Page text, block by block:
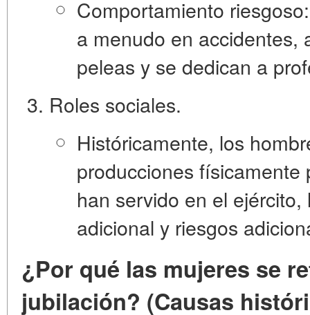
Comportamiento riesgoso:
a menudo en accidentes,
peleas y se dedican a
Roles sociales.
Históricamente, los
producciones
han servido en el
adicional y riesgos
¿Por qué las mujeres se
jubilación? (Causas